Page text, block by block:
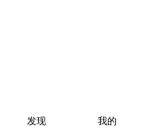
发现 我的